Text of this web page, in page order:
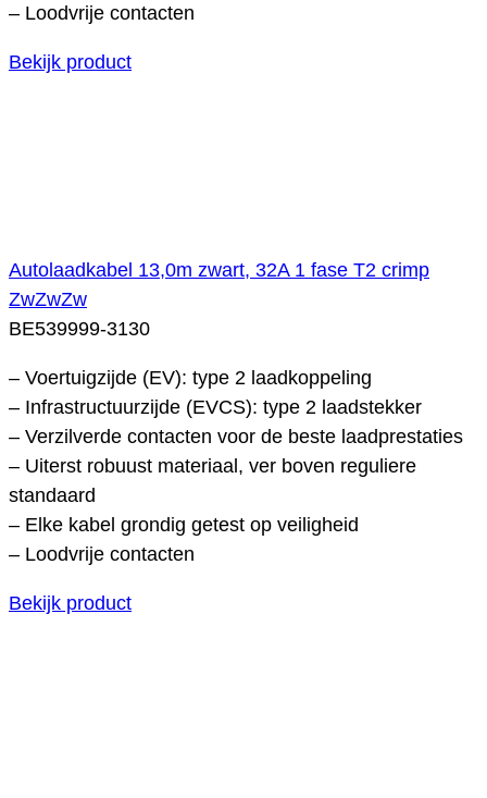
– Loodvrije contacten
Bekijk product
Autolaadkabel 13,0m zwart, 32A 1 fase T2 crimp
ZwZwZw
BE539999-3130
– Voertuigzijde (EV): type 2 laadkoppeling
– Infrastructuurzijde (EVCS): type 2 laadstekker
– Verzilverde contacten voor de beste laadprestaties
– Uiterst robuust materiaal, ver boven reguliere
standaard
– Elke kabel grondig getest op veiligheid
– Loodvrije contacten
Bekijk product